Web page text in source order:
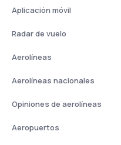
Aplicación móvil
Radar de vuelo
Aerolíneas
Aerolíneas nacionales
Opiniones de aerolíneas
Aeropuertos